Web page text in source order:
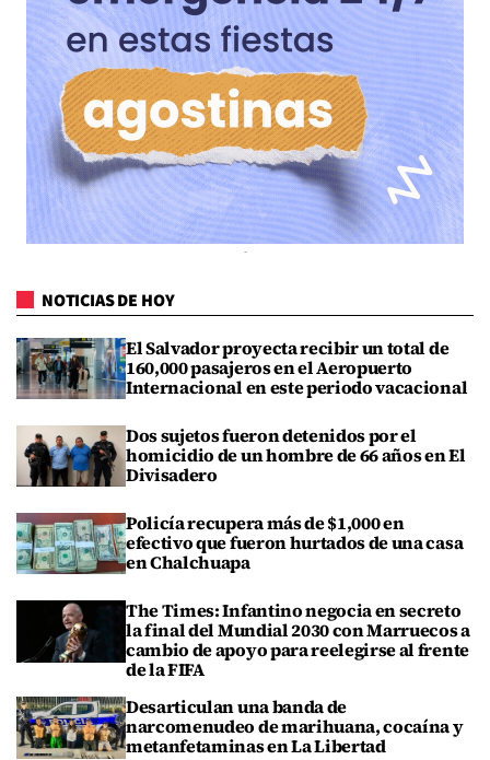
NOTICIAS DE HOY
El Salvador proyecta recibir un total de
160,000 pasajeros en el Aeropuerto
Internacional en este periodo vacacional
Dos sujetos fueron detenidos por el
homicidio de un hombre de 66 años en El
Divisadero
Policía recupera más de $1,000 en
efectivo que fueron hurtados de una casa
en Chalchuapa
The Times: Infantino negocia en secreto
la final del Mundial 2030 con Marruecos a
cambio de apoyo para reelegirse al frente
de la FIFA
Desarticulan una banda de
narcomenudeo de marihuana, cocaína y
metanfetaminas en La Libertad